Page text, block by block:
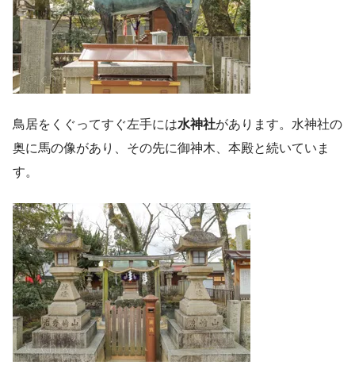
鳥居をくぐってすぐ左手には水神社があります。水神社の
奥に馬の像があり、その先に御神木、本殿と続いていま
す。